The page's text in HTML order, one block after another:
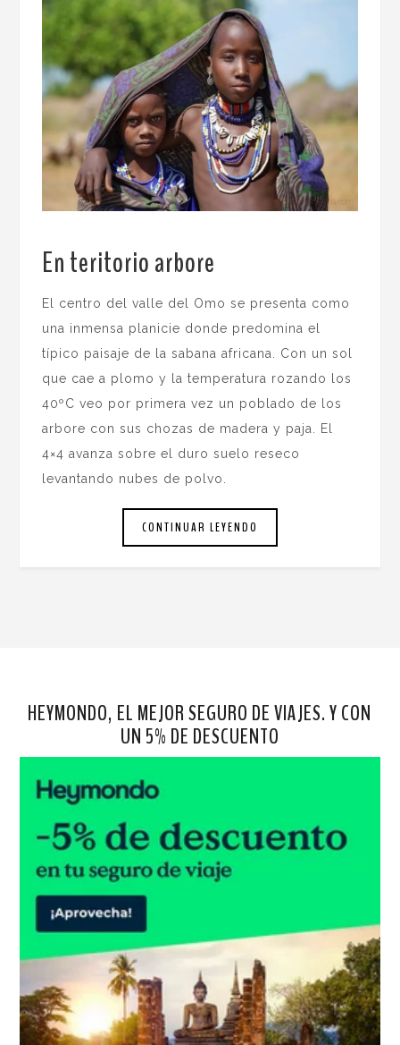
En teritorio arbore
El centro del valle del Omo se presenta como
una inmensa planicie donde predomina el
típico paisaje de la sabana africana. Con un sol
que cae a plomo y la temperatura rozando los
40ºC veo por primera vez un poblado de los
arbore con sus chozas de madera y paja. El
4×4 avanza sobre el duro suelo reseco
levantando nubes de polvo.
CONTINUAR LEYENDO
HEYMONDO, EL MEJOR SEGURO DE VIAJES. Y CON
UN 5% DE DESCUENTO